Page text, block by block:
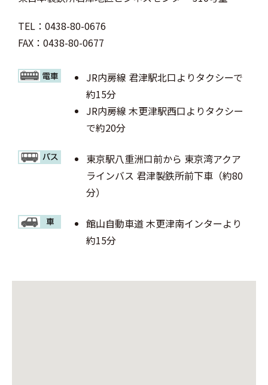
TEL：0438-80-0676
FAX：0438-80-0677
JR内房線 君津駅北口よりタクシーで
約15分
JR内房線 木更津駅西口よりタクシー
で約20分
東京駅八重洲口前から 東京湾アクア
ラインバス 君津製鉄所前下車（約80
分）
館山自動車道 木更津南インターより
約15分